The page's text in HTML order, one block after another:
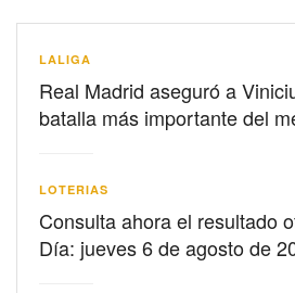
LALIGA
Real Madrid aseguró a
batalla más importante del
LOTERIAS
Consulta ahora el resultado
Día: jueves 6 de agosto de